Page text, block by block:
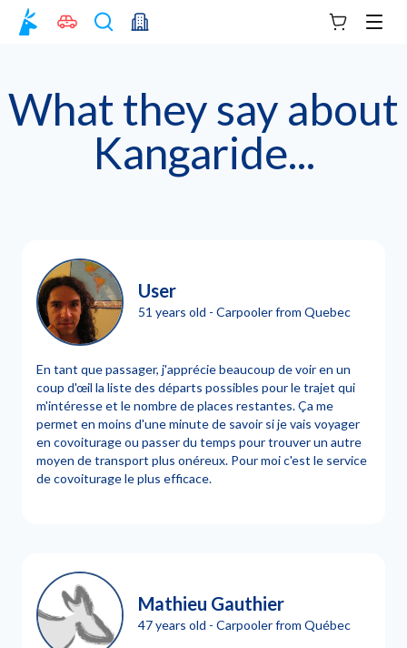
Your cart
What they say about
Kangaride...
User
51 years old - Carpooler from Quebec
En tant que passager, j'apprécie beaucoup de voir en un
coup d'œil la liste des départs possibles pour le trajet qui
m'intéresse et le nombre de places restantes. Ça me
permet en moins d'une minute de savoir si je vais voyager
en covoiturage ou passer du temps pour trouver un autre
moyen de transport plus onéreux. Pour moi c'est le service
de covoiturage le plus efficace.
Mathieu Gauthier
47 years old - Carpooler from Québec